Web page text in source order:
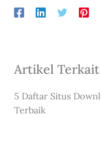
Artikel Terkait
5 Daftar Situs
Terbaik